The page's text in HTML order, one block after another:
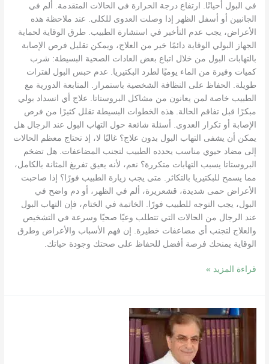
في البول أحيانًا. ارتفاع درجة الحرارة في الحالات المتقدمة. ألم في
الجانبين أو أسفل الظهر إذا وصلت العدوى للكلى. عند ملاحظة هذه
الأعراض، يجب عدم التأخير في استشارة الطبيب. طرق الوقاية لحماية
الجهاز البولي الوقاية دائمًا خير من العلاج، ويمكن تقليل فرص الإصابة
بالتهابات البول من خلال اتباع بعض العادات الصحية البسيطة: شرب
كميات وفيرة من الماء يوميًا لطرد البكتيريا. عدم حبس البول لفترات
طويلة. الحفاظ على النظافة الشخصية باستمرار. المتابعة الدورية مع
الطبيب خاصة لمن يعانون من مشاكل البروستاتا. علاج أي انسداد بولي
مبكرًا قبل تفاقم الحالة. هذه الخطوات البسيطة تقلل كثيرًا من فرص
الإصابة أو تكرار العدوى. أسئلة شائعة حول التهاب البول عند الرجال هل
يمكن أن يشفى التهاب البول بدون علاج؟ غالبًا لا، إذ تحتاج معظم الحالات
إلى مضاد حيوي مناسب يحدده الطبيب لتجنب المضاعفات. هل تضخم
البروستاتا يسبب التهابات متكررة؟ نعم، لأنه يعيق تفريغ المثانة بالكامل،
مما يسمح للبكتيريا بالتكاثر. متى يجب زيارة الطبيب فورًا؟ إذا صاحبت
الأعراض حمى شديدة، قشعريرة، ألم في الظهر، أو دم واضح في
البول، يجب التوجه للطبيب فورًا. الخاتمة في الختام، فإن التهاب البول
عند الرجال من الحالات التي تتطلب وعيًا صحيًا وسرعة في التشخيص
والعلاج لتجنب أي مضاعفات خطيرة. إن فهم الأسباب والأعراض وطرق
الوقاية يمنحك فرصة أفضل للحفاظ على صحتك وجودة حياتك.
قراءة المزيد »
أفضل
طبيب
مسالك